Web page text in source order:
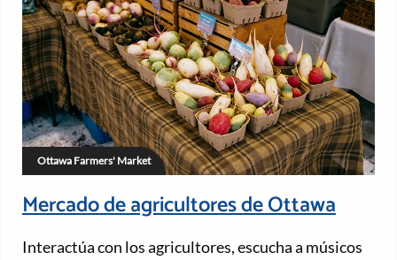
Ottawa Farmers' Market
Mercado de agricultores de Ottawa
Interactúa con los agricultores, escucha a músicos